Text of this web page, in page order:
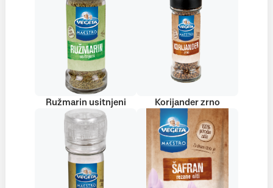
Ružmarin usitnjeni Korijander zrno